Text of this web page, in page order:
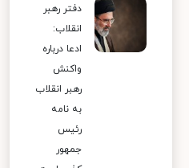
دفتر رهبر
انقلاب:
ادعا درباره
واکنش
رهبر انقلاب
به نامه
رئیس
جمهور